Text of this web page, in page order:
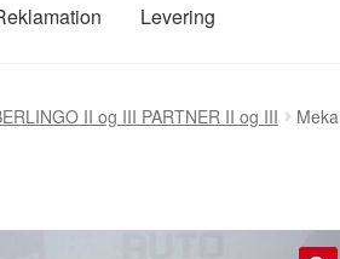
Levering
II og III PARTNER II og III